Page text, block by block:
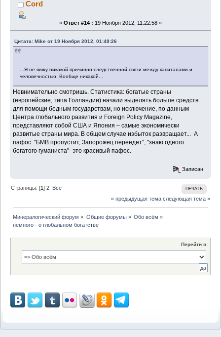
Cord
« Ответ #14 : 19 Ноября 2012, 11:22:58 »
Цитата: Mike от 19 Ноября 2012, 01:49:26
...Я не вижу никакой причинно-следственной связи между капиталами и
человечностью. Вообще никакой...
Невнимательно смотришь. Статистика: богатые страны
(европейские, типа Голландии) начали выделять больше средств
для помощи бедным государствам, но исключение, по данным
Центра глобального развития и Foreign Policy Magazine,
представляют собой США и Япония – самые экономически
развитые страны мира. В общем случае избыток развращает... А
пафос: "БМВ пропустит, Запорожец переедет", "знаю одного
богатого гуманиста"- это красивый пафос.
Записан
ПЕЧАТЬ
Страницы: [1]2
Все
« предыдущая тема следующая тема »
Минералогический форум » Общие форумы» Обо всём »
немного - о глобальном богатстве
Перейти в: